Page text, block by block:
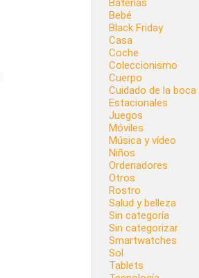
Baterías
Bebé
Black Friday
Casa
Coche
Coleccionismo
Cuerpo
Cuidado de la boca
Estacionales
Juegos
Móviles
Música y vídeo
Niños
Ordenadores
Otros
Rostro
Salud y belleza
Sin categoría
Sin categorizar
Smartwatches
Sol
Tablets